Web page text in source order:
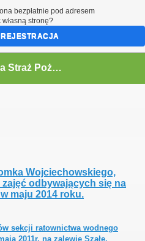
Ochotnicza Straż Pożarna w Kaliszu
Wojciechowskiego,
odbywających się na
maju 2014 roku.
sekcji ratownictwa wodnego
2011r. na zalewie Szałe.
bezpłatnie pod adresem
stronę?